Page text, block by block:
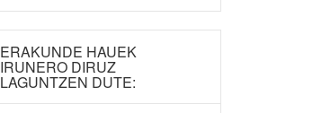
ERAKUNDE HAUEK
IRUNERO DIRUZ
LAGUNTZEN DUTE: